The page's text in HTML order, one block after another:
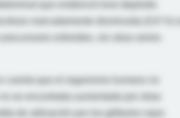
que evidenció leve depósito
eritroides, sin otras series
que el organismo humano no